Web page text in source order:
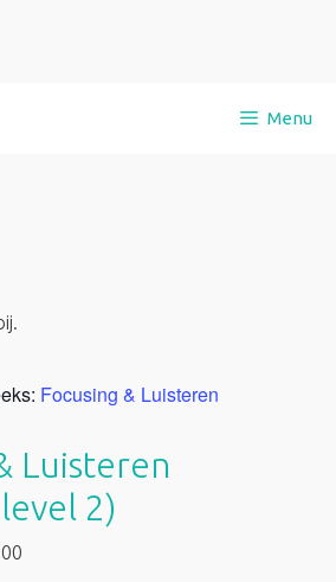
Menu
Focusing & Luisteren
Luisteren
2)